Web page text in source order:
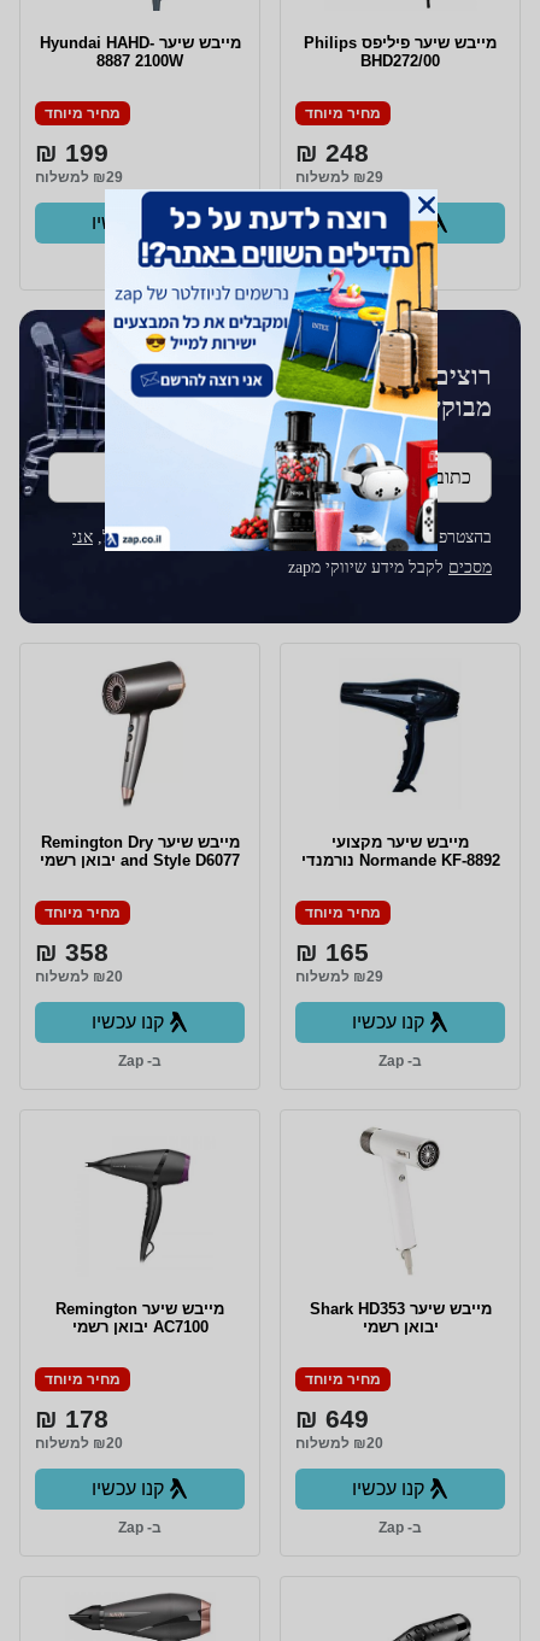
מייבש שיער פיליפס Philips
BHD272/00
מחיר מיוחד
248 ₪
₪29 למשלוח
קנו עכשיו
ב- Zap
מייבש שיער Hyundai HAHD-
8887 2100W
מחיר מיוחד
199 ₪
₪29 למשלוח
קנו עכשיו
ב- Zap
רוצים לקבל עדכונים על מוצרים
מבוקשים?
כתובת דוא''ל
בהצטרפותך לרשימת התפוצה על ידי הכנסת כתובת הדוא"ל, אני
מסכים לקבל מידע שיווקי מzap
מייבש שיער מקצועי
Normande KF-8892 נורמנדי
מחיר מיוחד
165 ₪
₪29 למשלוח
קנו עכשיו
ב- Zap
מייבש שיער Remington Dry
and Style D6077 יבואן רשמי
מחיר מיוחד
358 ₪
₪20 למשלוח
קנו עכשיו
ב- Zap
מייבש שיער Shark HD353
יבואן רשמי
מחיר מיוחד
649 ₪
₪20 למשלוח
קנו עכשיו
ב- Zap
מייבש שיער Remington
AC7100 יבואן רשמי
מחיר מיוחד
178 ₪
₪20 למשלוח
קנו עכשיו
ב- Zap